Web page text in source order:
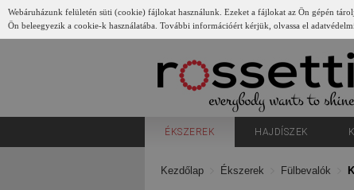
Webáruházunk felületén süti (cookie) fájlokat használunk. Ezeket a fájlokat az Ön gépén
Ön beleegyezik a cookie-k használatába. További információért kérjük, olvassa el
Gyerünk
ÉKSZEREK HAJDÍSZEK
Kezdőlap Ékszerek Fülbevalók